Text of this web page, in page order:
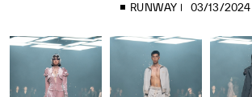
RUNWAY 03/13/2024